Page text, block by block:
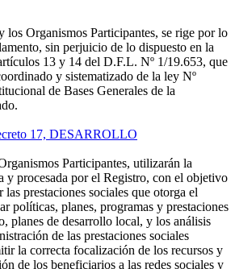
los Organismos Participantes, se rige por lo
sin perjuicio de lo dispuesto en la
13 y 14 del D.F.L. Nº 1/19.653, que
y sistematizado de la ley Nº
de Bases Generales de la
17, DESARROLLO
Participantes, utilizarán la
y procesada por el Registro, con el objetivo
prestaciones sociales que otorga el
políticas, planes, programas y prestaciones
planes de desarrollo local, y los análisis
de las prestaciones sociales
la correcta focalización de los recursos y
de los beneficiarios a las redes sociales y